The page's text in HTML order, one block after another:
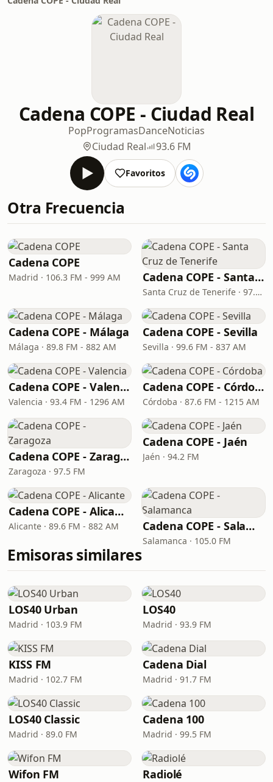
Cadena COPE - Ciudad Real
PopProgramasDanceNoticias
Ciudad Real
93.6 FM
Favoritos
Otra Frecuencia
Cadena COPE
Madrid · 106.3 FM - 999 AM Cadena COPE - Santa Cruz de Tenerife
Santa Cruz de Tenerife · 97.1 FM - 882 AM
Cadena COPE - Málaga
Málaga · 89.8 FM - 882 AM
Cadena COPE - Sevilla
Sevilla · 99.6 FM - 837 AM
Cadena COPE - Valencia
Valencia · 93.4 FM - 1296 AM
Cadena COPE - Córdoba
Córdoba · 87.6 FM - 1215 AM
Cadena COPE - Zaragoza
Zaragoza · 97.5 FM
Cadena COPE - Jaén
Jaén · 94.2 FM
Cadena COPE - Alicante
Alicante · 89.6 FM - 882 AM Cadena COPE - Salamanca
Salamanca · 105.0 FM
Emisoras similares
LOS40 Urban
Madrid · 103.9 FM
LOS40
Madrid · 93.9 FM
KISS FM
Madrid · 102.7 FM
Cadena Dial
Madrid · 91.7 FM
LOS40 Classic
Madrid · 89.0 FM
Cadena 100
Madrid · 99.5 FM
Wifon FM Radiolé